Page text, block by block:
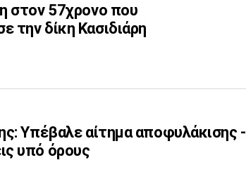
στον 57χρονο που
την δίκη Κασιδιάρη
Υπέβαλε αίτημα αποφυλάκισης -
υπό όρους